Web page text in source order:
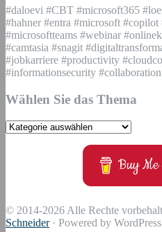
#daloevi #CBT #microsoft365
#hahner #entra #microsoft
#microsoftteams #webinar
#camtasia #snagit
#jobkarriere #productivity
#informationsecurity
Wählen Sie das Thema
Wählen
Buy Me
© 2014-2026 Alle Rechte
Schneider· Powered by WordPress